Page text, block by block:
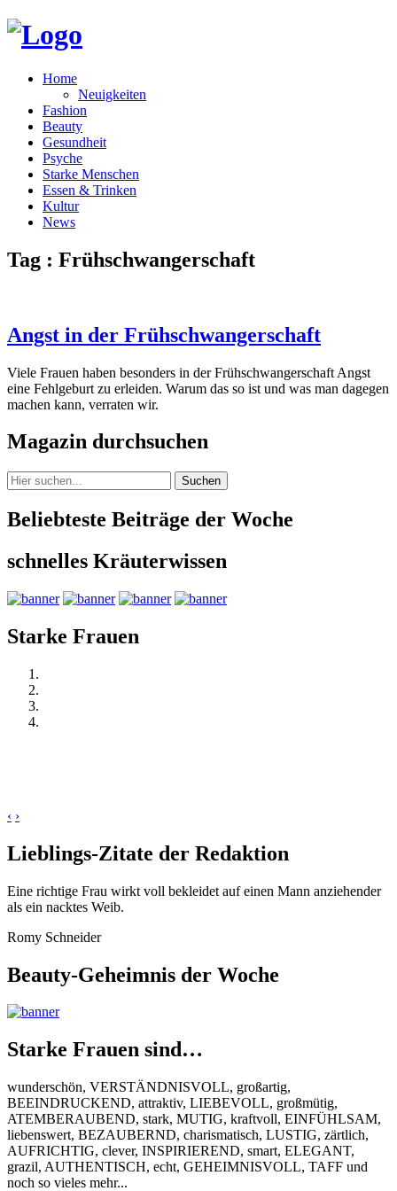
Home
Neuigkeiten
Fashion
Beauty
Gesundheit
Psyche
Starke Menschen
Essen & Trinken
Kultur
News
Tag : Frühschwangerschaft
Angst in der Frühschwangerschaft
Viele Frauen haben besonders in der Frühschwangerschaft Angst
eine Fehlgeburt zu erleiden. Warum das so ist und was man dagegen
machen kann, verraten wir.
Magazin durchsuchen
Suchen
Beliebteste Beiträge der Woche
schnelles Kräuterwissen
Starke Frauen
‹ ›
Lieblings-Zitate der Redaktion
Eine richtige Frau wirkt voll bekleidet auf einen Mann anziehender
als ein nacktes Weib.
Romy Schneider
Beauty-Geheimnis der Woche
Starke Frauen sind…
wunderschön, VERSTÄNDNISVOLL, großartig,
BEEINDRUCKEND, attraktiv, LIEBEVOLL, großmütig,
ATEMBERAUBEND, stark, MUTIG, kraftvoll, EINFÜHLSAM,
liebenswert, BEZAUBERND, charismatisch, LUSTIG, zärtlich,
AUFRICHTIG, clever, INSPIRIEREND, smart, ELEGANT,
grazil, AUTHENTISCH, echt, GEHEIMNISVOLL, TAFF und
noch so vieles mehr...